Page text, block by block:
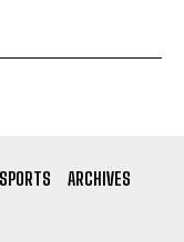
SPORTS
ARCHIVES